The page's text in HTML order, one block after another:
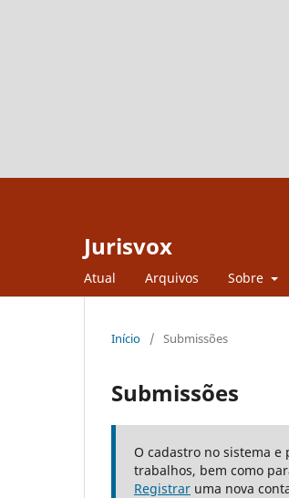
Jurisvox
Atual Arquivos Sobre
Início / Submissões
Submissões
O cadastro no sistema
trabalhos, bem como
Registrar uma nova